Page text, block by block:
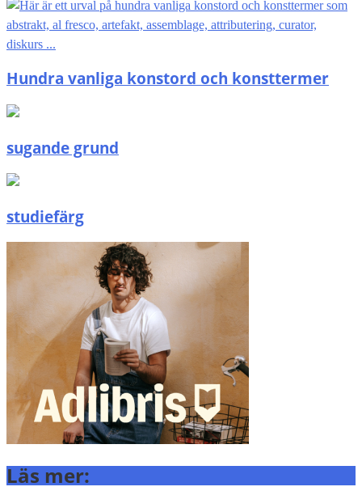
Hundra vanliga konstord och konsttermer
sugande grund
studiefärg
Läs mer: